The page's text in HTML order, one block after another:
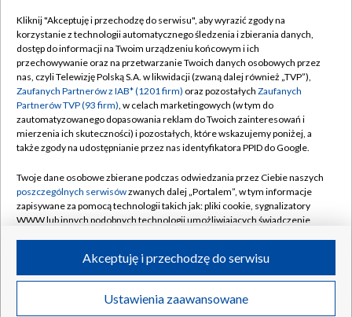
TVP
Abonament TVP
Emisja w TVP
Centrum informacji TVP
Naziemna Telewizja Cyfrowa
Rada Programowa
System NOS
Informacje o nadawcy
Program dla prasy
Regulamin TVP
Polityka prywatności
Moje zgody
Pomoc
Kontakt
Kanały
©2026 Telewizja Polska S.A. w likwidacji
Kliknij "Akceptuję i przechodzę do serwisu", aby wyrazić zgody na
korzystanie z technologii automatycznego śledzenia i zbierania danych,
dostęp do informacji na Twoim urządzeniu końcowym i ich
przechowywanie oraz na przetwarzanie Twoich danych osobowych przez
nas, czyli Telewizję Polską S.A. w likwidacji (zwaną dalej również „TVP”),
Zaufanych Partnerów z IAB* (1201 firm) oraz pozostałych Zaufanych
Partnerów TVP (93 firm), w celach marketingowych (w tym do
zautomatyzowanego dopasowania reklam do Twoich zainteresowań i
mierzenia ich skuteczności) i pozostałych, które wskazujemy poniżej, a
także zgody na udostępnianie przez nas identyfikatora PPID do Google.
Twoje dane osobowe zbierane podczas odwiedzania przez Ciebie naszych
poszczególnych serwisówzwanych dalej „Portalem”, w tym informacje
zapisywane za pomocą technologii takich jak: pliki cookie, sygnalizatory
WWW lub innych podobnych technologii umożliwiających świadczenie
ruchu w Internecie.
Twoje dane osobowe zbierane podczas odwiedzania przez Ciebie
poszczególnych serwisówna Portalu, takie jak adresy IP, identyfikatory
Ustawienia zaawansowane
Akceptuję i przechodzę do serwisu